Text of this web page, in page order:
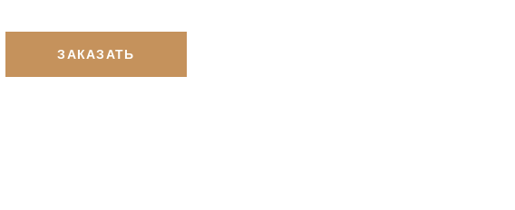
ЗАКАЗАТЬ